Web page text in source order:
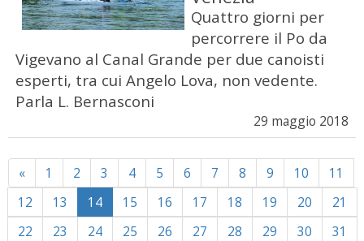
Quattro giorni per
percorrere il Po da
Vigevano al Canal Grande per due canoisti
esperti, tra cui Angelo Lova, non vedente.
Parla L. Bernasconi
29 maggio 2018
«Previous
1 2 3 4 5 6 7 8 9 10
11
12
13 14 15 16 17 18 19 20
21
22
23 24 25 26 27 28 29 30
31